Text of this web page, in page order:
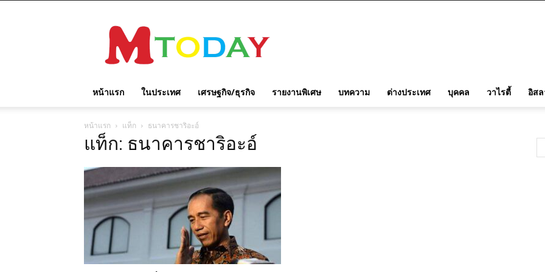
TODAY
หน้าแรก ในประเทศ เศรษฐกิจ/ธุรกิจ รายงานพิเศษ บทความ ต่างประเทศ บุคคล วาไรตี้ อิส
หน้าแรก แท็ก ธนาคารชาริอะอ์
แท็ก: ธนาคารชาริอะอ์